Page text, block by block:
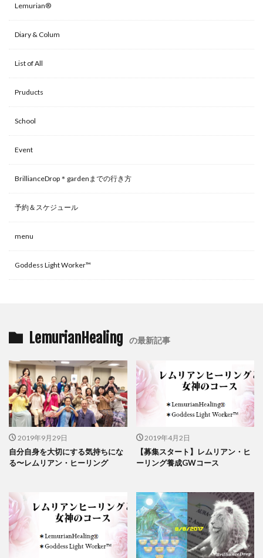
Lemurian®
Diary & Colum
List of All
Pruducts
School
Event
BrillianceDrop＊gardenまでの行き方
予約＆スケジュール
menu
Goddess Light Worker™
LemurianHealing の最新記事
2019年9月29日
自分自身を大切にする気持ちにな
る〜レムリアン・ヒーリング
2019年4月2日
【募集スタート】レムリアン・ヒ
ーリング養成GWコース